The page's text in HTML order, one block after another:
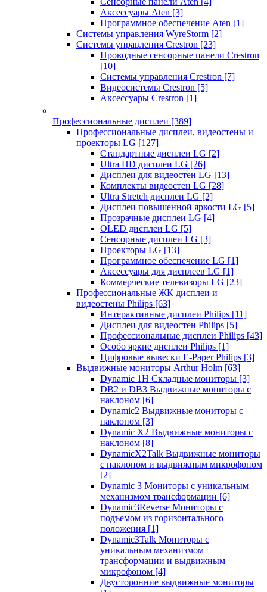
Аксессуары Aten [3]
Программное обеспечение Aten [1]
Системы управления WyreStorm [2]
Системы управления Crestron [23]
Проводные сенсорные панели Crestron
[10]
Системы управления Crestron [7]
Видеосистемы Crestron [5]
Аксессуары Crestron [1]
Профессиональные дисплеи [389]
Профессиональные дисплеи, видеостены и
проекторы LG [127]
Стандартные дисплеи LG [2]
Ultra HD дисплеи LG [26]
Дисплеи для видеостен LG [13]
Комплекты видеостен LG [28]
Ultra Stretch дисплеи LG [2]
Дисплеи повышенной яркости LG [5]
Прозрачные дисплеи LG [4]
OLED дисплеи LG [5]
Сенсорные дисплеи LG [3]
Проекторы LG [13]
Программное обеспечение LG [1]
Аксессуары для дисплеев LG [1]
Коммерческие телевизоры LG [23]
Профессиональные ЖК дисплеи и
видеостены Philips [63]
Интерактивные дисплеи Philips [11]
Дисплеи для видеостен Philips [5]
Профессиональные дисплеи Philips [43]
Особо яркие дисплеи Philips [1]
Цифровые вывески E-Paper Philips [3]
Выдвижные мониторы Arthur Holm [63]
Dynamic 1Н Складные мониторы [3]
DB2 и DB3 Выдвижные мониторы с
наклоном [6]
Dynamic2 Выдвижные мониторы с
наклоном [3]
Dynamic X2 Выдвижные мониторы с
наклоном [8]
DynamicX2Talk Выдвижные мониторы
с наклоном и выдвижным микрофоном
[2]
Dynamic 3 Мониторы с уникальным
механизмом трансформации [6]
Dynamic3Reverse Мониторы с
подъемом из горизонтального
положения [1]
Dynamic3Talk Мониторы с
уникальным механизмом
трансформации и выдвижным
микрофоном [4]
Двусторонние выдвижные мониторы